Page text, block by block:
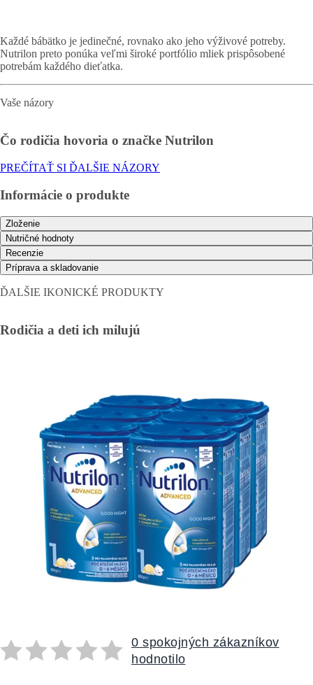
Každé bábätko je jedinečné, rovnako ako jeho výživové potreby.
Nutrilon preto ponúka veľmi široké portfólio mliek prispôsobené
potrebám každého dieťatka.
Vaše názory
Čo rodičia hovoria o značke Nutrilon
PREČÍTAŤ SI ĎALŠIE NÁZORY
Informácie o produkte
Zloženie
Nutričné ​​hodnoty
Recenzie
Príprava a skladovanie
ĎALŠIE IKONICKÉ PRODUKTY
Rodičia a deti ich milujú
0 spokojných zákazníkov
hodnotilo